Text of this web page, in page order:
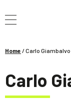
Home /Carlo
Carlo